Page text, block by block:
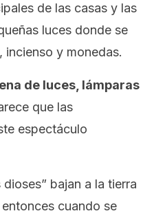
de las casas y las
luces donde se
y monedas.
de luces, lámparas
que las
espectáculo
bajan a la tierra
cuando se